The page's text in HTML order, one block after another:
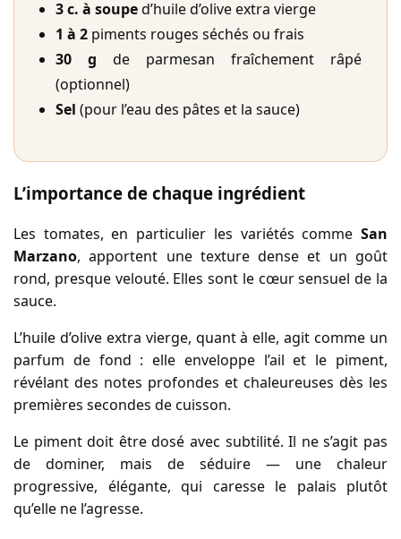
3 c. à souped’huile d’olive extra vierge
1 à 2 piments rouges séchés ou frais
30 g de parmesan fraîchement râpé
(optionnel)
Sel (pour l’eau des pâtes et la sauce)
L’importance de chaque ingrédient
Les tomates, en particulier les variétés comme San
Marzano, apportent une texture dense et un goût
rond, presque velouté. Elles sont le cœur sensuel de la
sauce.
L’huile d’olive extra vierge, quant à elle, agit comme un
parfum de fond : elle enveloppe l’ail et le piment,
révélant des notes profondes et chaleureuses dès les
premières secondes de cuisson.
Le piment doit être dosé avec subtilité. Il ne s’agit pas
de dominer, mais de séduire — une chaleur
progressive, élégante, qui caresse le palais plutôt
qu’elle ne l’agresse.